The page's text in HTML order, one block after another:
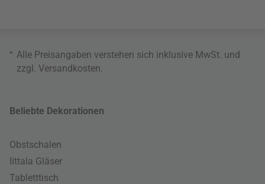
* Alle Preisangaben verstehen sich inklusive MwSt. und
zzgl. Versandkosten
Beliebte Dekorationen
Obstschalen
Iittala Gläser
Tabletttisch